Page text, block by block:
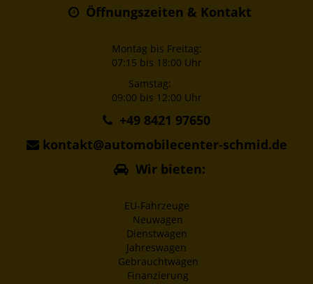
Öffnungszeiten & Kontakt
Montag bis Freitag:
07:15 bis 18:00 Uhr
Samstag:
09:00 bis 12:00 Uhr
+49 8421 97650
kontakt@automobilecenter-schmid.de
Wir bieten:
EU-Fahrzeuge
Neuwagen
Dienstwagen
Jahreswagen
Gebrauchtwagen
Finanzierung